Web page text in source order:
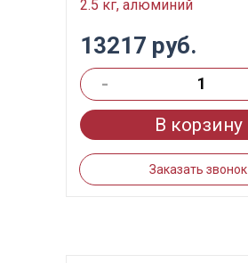
2.5 кг, алюминий
13217 руб.
-
В корзину
Заказать звонок